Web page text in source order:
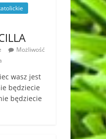
Możliwość
wasz jest
będziecie
będziecie